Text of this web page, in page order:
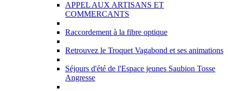
APPEL AUX ARTISANS ET
COMMERCANTS
Raccordement à la fibre optique
Retrouvez le Troquet Vagabond et ses animations
Séjours d'été de l'Espace jeunes Saubion Tosse
Angresse